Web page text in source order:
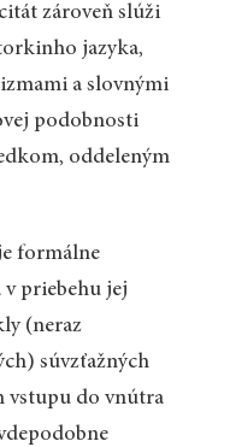
zároveň slúži
jazyka,
a slovnými
podobnosti
oddeleným
formálne
v priebehu jej
(neraz
súvzťažných
vstupu do vnútra